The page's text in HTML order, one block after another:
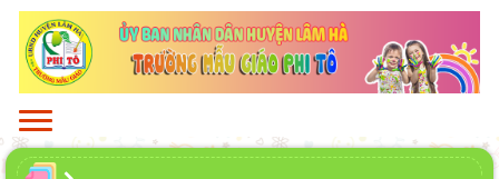
Lộc trước năm học mới
Sáng đèn công trường để kịp năm học mới